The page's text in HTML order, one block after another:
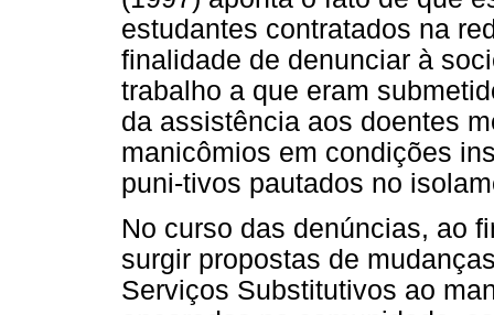
estudantes contratados na
finalidade de denunciar à
trabalho a que eram
da assistência aos doentes
manicômios em condições
puni-tivos pautados no
No curso das denúncias, ao
surgir propostas de
Serviços Substitutivos ao